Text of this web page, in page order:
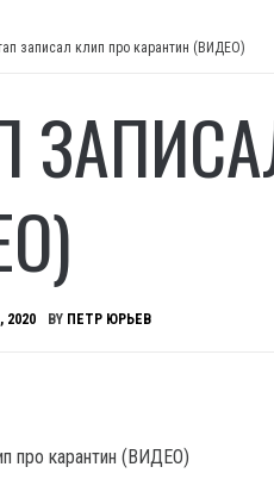
записал клип про карантин (ВИДЕО)
2020 BY ПЕТР ЮРЬЕВ